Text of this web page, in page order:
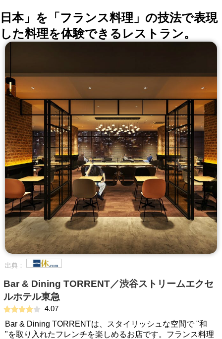
日本」を「フランス料理」の技法で表現
した料理を体験できるレストラン。
出典：
Bar & Dining TORRENT／渋谷ストリームエクセ
ルホテル東急
4.07
Bar & Dining TORRENTは、スタイリッシュな空間で "和
"を取り入れたフレンチを楽しめるお店です。フランス料理